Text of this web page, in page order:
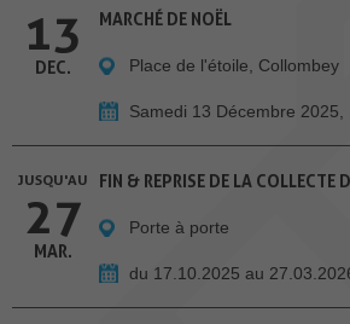
13
DEC.
MARCHÉ DE NOËL
Place de l'étoile, Collombey
Samedi 13 Décembre 2025,
JUSQU'AU
27
MAR.
FIN & REPRISE DE LA COLLECTE
Porte à porte
du 17.10.2025 au